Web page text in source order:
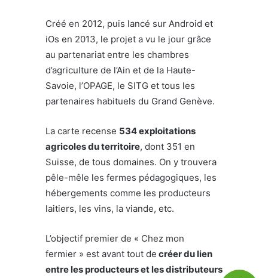
Créé en 2012, puis lancé sur Android et
iOs en 2013, le projet a vu le jour grâce
au partenariat entre les chambres
d’agriculture de l’Ain et de la Haute-
Savoie, l’OPAGE, le SITG et tous les
partenaires habituels du Grand Genève.
La carte recense 534 exploitations
agricoles du territoire, dont 351 en
Suisse, de tous domaines. On y trouvera
pêle-mêle les fermes pédagogiques, les
hébergements comme les producteurs
laitiers, les vins, la viande, etc.
L’objectif premier de « Chez mon
fermier » est avant tout de créer du lien
entre les producteurs et les distributeurs